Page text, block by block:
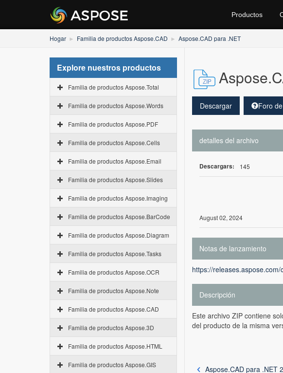
Productos
Hogar Familia de productos Aspose.CAD Aspose.CAD para .NET
Explore nuestros productos
Familia de productos Aspose.Total
Familia de productos Aspose.Words
Familia de productos Aspose.PDF
Familia de productos Aspose.Cells
Familia de productos Aspose.Email
Familia de productos Aspose.Slides
Familia de productos Aspose.Imaging
Familia de productos Aspose.BarCode
Familia de productos Aspose.Diagram
Familia de productos Aspose.Tasks
Familia de productos Aspose.OCR
Familia de productos Aspose.Note
Familia de productos Aspose.CAD
Familia de productos Aspose.3D
Familia de productos Aspose.HTML
Familia de productos Aspose.GIS
Descargar Foro
detalles del archivo
Descargars: 145
August 02, 2024
Notas de lanzamiento
https://
Descripción
Este archivo ZIP contiene
del producto de la misma
Aspose.CAD para .NET